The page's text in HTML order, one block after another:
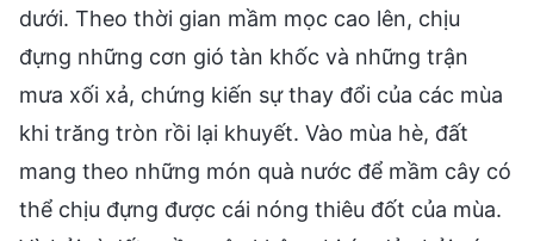
dưới. Theo thời gian mầm mọc cao lên, chịu
đựng những cơn gió tàn khốc và những trận
mưa xối xả, chứng kiến sự thay đổi của các mùa
khi trăng tròn rồi lại khuyết. Vào mùa hè, đất
mang theo những món quà nước để mầm cây có
thể chịu đựng được cái nóng thiêu đốt của mùa.